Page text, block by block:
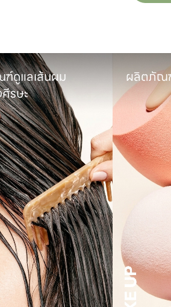
ดูแลเส้นผม
รษะ
ผลิตภัณ